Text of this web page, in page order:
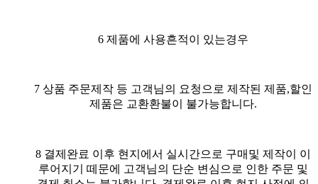
6 제품에 사용흔적이 있는경우
7 상품 주문제작 등 고객님의 요청으로 제작된 제품,할인
제품은 교환환불이 불가능합니다.
8 결제완료 이후 현지에서 실시간으로 구매및 제작이 이
루어지기 떼문에 고객님의 단순 변심으로 인한 주문 및